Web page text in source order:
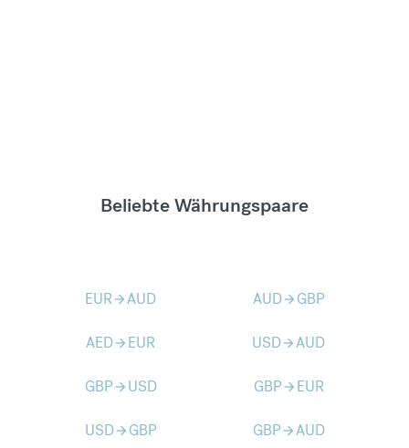
Beliebte Währungspaare
EURarrow_forwardAUD AUDarrow_forward GBP
AEDarrow_forward EUR USDarrow_forwardAUD
GBParrow_forward USD GBParrow_forward EUR
USDarrow_forward GBP GBParrow_forwardAUD